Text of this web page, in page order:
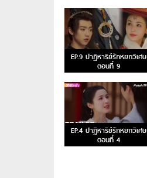
EP.9 ปาฏิหาริย์รักหยกวิเศษ
ตอนที่ 9
EP.4 ปาฏิหาริย์รักหยกวิเศษ
ตอนที่ 4